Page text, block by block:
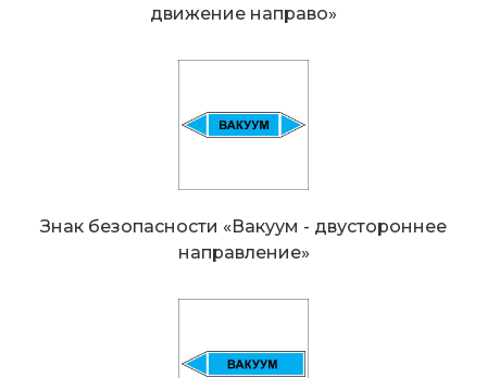
движение направо»
Знак безопасности «Вакуум - двустороннeе
направление»